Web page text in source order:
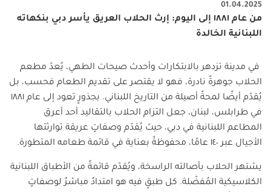
01.04.2025
من عام ١٨٨١ إلى اليوم: إرث الحلاب العريق يأسر دبي بنكهاته
اللبنانية الخالدة
في مدينة تزدهر بالابتكارات وأحدث صيحات الطهي، يُعدّ مطعم
الحلاب جوهرةً نادرة، فهو لا يقتصر على تقديم الطعام فحسب، بل
يُقدّم أيضًا لمحةً أصيلة من التاريخ اللبناني. بجذورٍ تعود إلى عام ١٨٨١
في طرابلس، لبنان، جعل التزام الحلاب بالتقاليد أحد أعرق
المطاعم اللبنانية في دبي، حيث يُقدّم وصفاتٍ عريقة توارثتها
الأجيال عبر ١٤٠ عامًا، محفوظةً بعناية في قائمة طعامه المتطورة
.
يشتهر الحلاب بأصالته الراسخة، ويُقدّم قائمةً من الأطباق اللبنانية
الكلاسيكية المُفضّلة. كل طبقٍ فيه هو امتدادٌ مباشرٌ لوصفاتٍ